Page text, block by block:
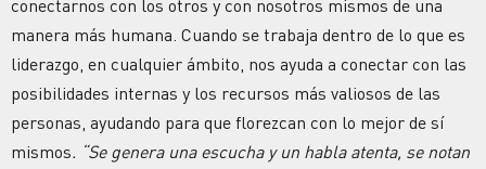
conectarnos con los otros y con nosotros mismos de una
manera más humana. Cuando se trabaja dentro de lo que es
liderazgo, en cualquier ámbito, nos ayuda a conectar con las
posibilidades internas y los recursos más valiosos de las
personas, ayudando para que florezcan con lo mejor de sí
mismos. “Se genera una escucha y un habla atenta, se notan